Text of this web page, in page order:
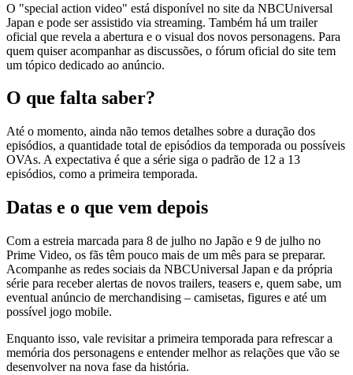
O "special action video" está disponível no site da NBCUniversal
Japan e pode ser assistido via streaming. Também há um trailer
oficial que revela a abertura e o visual dos novos personagens. Para
quem quiser acompanhar as discussões, o fórum oficial do site tem
um tópico dedicado ao anúncio.
O que falta saber?
Até o momento, ainda não temos detalhes sobre a duração dos
episódios, a quantidade total de episódios da temporada ou possíveis
OVAs. A expectativa é que a série siga o padrão de 12 a 13
episódios, como a primeira temporada.
Datas e o que vem depois
Com a estreia marcada para 8 de julho no Japão e 9 de julho no
Prime Video, os fãs têm pouco mais de um mês para se preparar.
Acompanhe as redes sociais da NBCUniversal Japan e da própria
série para receber alertas de novos trailers, teasers e, quem sabe, um
eventual anúncio de merchandising – camisetas, figures e até um
possível jogo mobile.
Enquanto isso, vale revisitar a primeira temporada para refrescar a
memória dos personagens e entender melhor as relações que vão se
desenvolver na nova fase da história.